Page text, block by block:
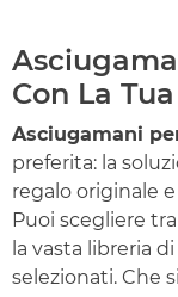
Con La
Asciugamani
preferita: la
regalo originale
Puoi scegliere
la vasta libreria
selezionati. Che